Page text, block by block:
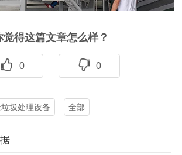
觉得这篇文章怎么样？
0 0
圾处理设备 全部